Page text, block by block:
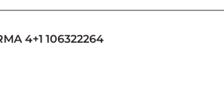
4+1 106322264